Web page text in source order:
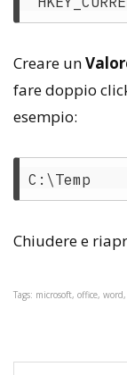
Creare un
fare doppio
esempio:
Chiudere e
Tags: microsoft, office,